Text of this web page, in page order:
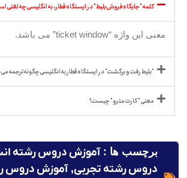
کلمه "جایگاه فروش بلیط" در ایستگاه قطار، به انگلیسی چه لغتی
معنی این واژه “ticket window” می باشد.
"بلیط رفت و برگشت" در ایستگاه قطار به انگلیسی چگونه ترجمه
معنی "کارت مترو" چیست؟
برچسب ها :آموزش دروس رشته
دروس رشته تجربی,آموزش دروس